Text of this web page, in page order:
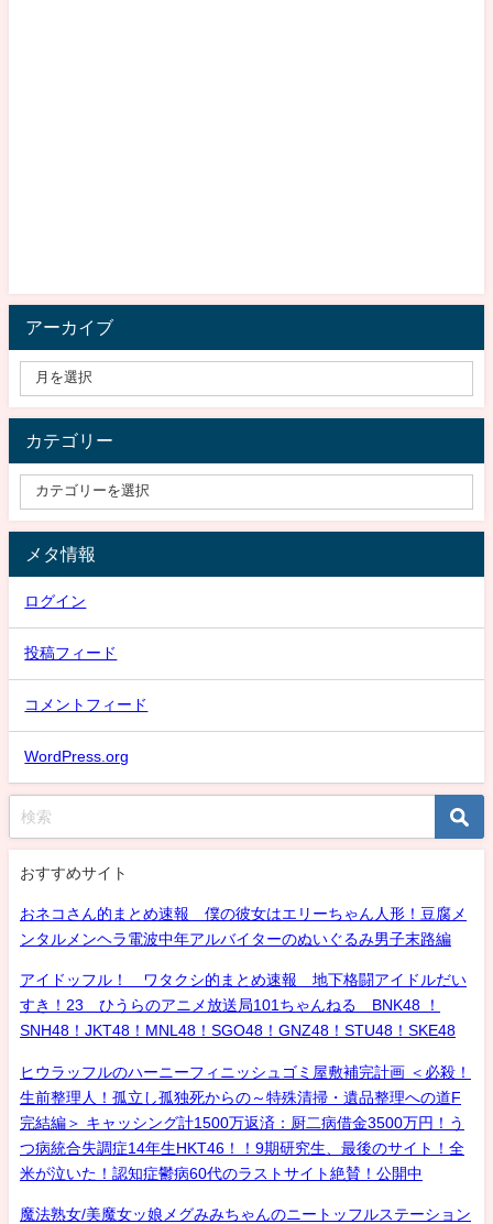
アーカイブ
カテゴリー
メタ情報
ログイン
投稿フィード
コメントフィード
WordPress.org
おすすめサイト
おネコさん的まとめ速報 僕の彼女はエリーちゃん人形！豆腐メ
ンタルメンヘラ電波中年アルバイターのぬいぐるみ男子末路編
アイドッフル！ ワタクシ的まとめ速報 地下格闘アイドルだい
すき！23 ひうらのアニメ放送局101ちゃんねる BNK48 ！
SNH48！JKT48！MNL48！SGO48！GNZ48！STU48！SKE48
ヒウラッフルのハーニーフィニッシュゴミ屋敷補完計画 ＜必殺！
生前整理人！孤立し孤独死からの～特殊清掃・遺品整理への道F
完結編＞ キャッシング計1500万返済：厨二病借金3500万円！う
つ病統合失調症14年生HKT46！！9期研究生、最後のサイト！全
米が泣いた！認知症鬱病60代のラストサイト絶賛！公開中
魔法熟女/美魔女ッ娘メグみみちゃんのニートッフルステーション